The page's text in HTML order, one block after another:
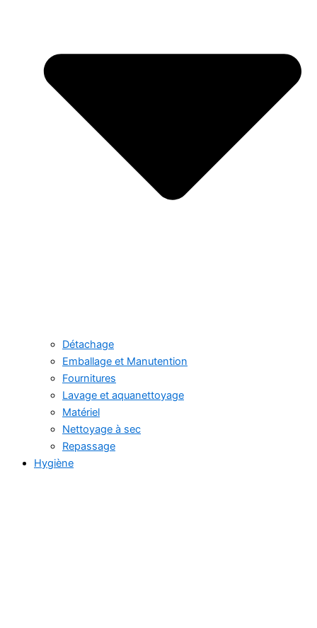
Détachage
Emballage et Manutention
Fournitures
Lavage et aquanettoyage
Matériel
Nettoyage à sec
Repassage
Hygiène